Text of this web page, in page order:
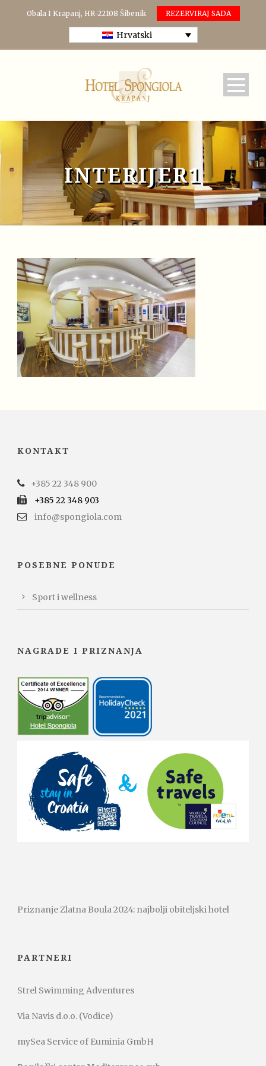
Obala I Krapanj, HR-22108 Šibenik REZERVIRAJ SADA
Hrvatski
INTERIJER1
KONTAKT
+385 22 348 900
+385 22 348 903
info@spongiola.com
POSEBNE PONUDE
Sport i wellness
NAGRADE I PRIZNANJA
Priznanje Zlatna Boula 2024: najbolji obiteljski hotel
PARTNERI
Strel Swimming Adventures
Via Navis d.o.o. (Vodice)
mySea Service of Euminia GmbH